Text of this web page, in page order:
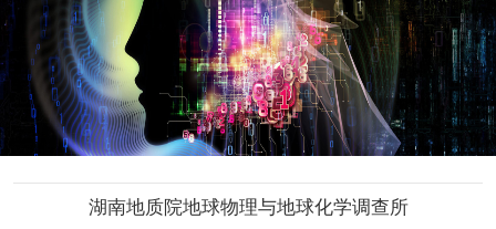
湖南地质院地球物理与地球化学调查所